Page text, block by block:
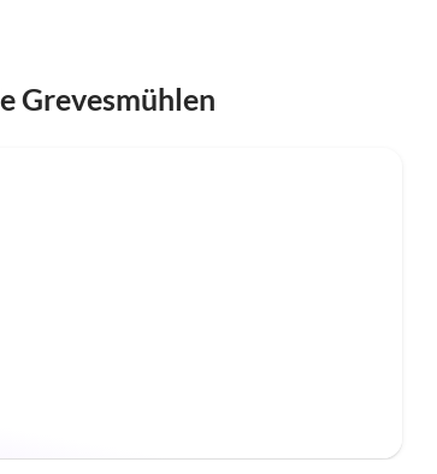
Grevesmühlen